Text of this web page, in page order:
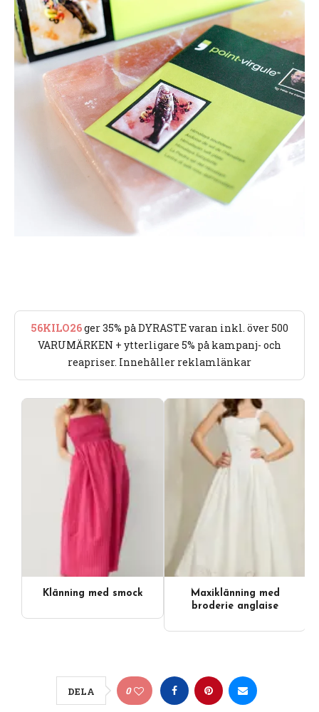
56KILO26ger 35% på DYRASTE varan inkl. över 500
VARUMÄRKEN + ytterligare 5% på kampanj- och
reapriser. Innehåller reklamlänkar
Klänning med smock
Maxiklänning med
broderie anglaise
DELA 0